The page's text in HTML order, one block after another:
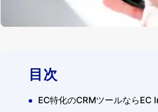
目次
EC特化のCRMツールなら